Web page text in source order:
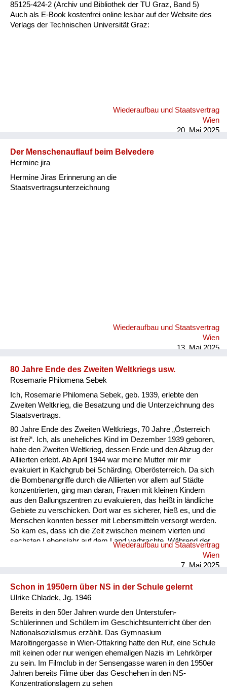
Versorgung
Wiederaufbau und
Wohnen
85125-424-2 (Archiv und Bibliothek der TU Graz, Band 5)
Auch als E-Book kostenfrei online lesbar auf der Website des
Verlags der Technischen Universität Graz:
Wiederaufbau und Staatsvertrag
Wien
20. Mai 2025
Der Menschenauflauf beim Belvedere
Hermine jira
Hermine Jiras Erinnerung an die
Staatsvertragsunterzeichnung
Wiederaufbau und Staatsvertrag
Wien
13. Mai 2025
80 Jahre Ende des Zweiten Weltkriegs usw.
Rosemarie Philomena Sebek
Ich, Rosemarie Philomena Sebek, geb. 1939, erlebte den
Zweiten Weltkrieg, die Besatzung und die Unterzeichnung des
Staatsvertrags.
80 Jahre Ende des Zweiten Weltkriegs, 70 Jahre „Österreich
ist frei“. Ich, als uneheliches Kind im Dezember 1939 geboren,
habe den Zweiten Weltkrieg, dessen Ende und den Abzug der
Alliierten erlebt. Ab April 1944 war meine Mutter mir mir
evakuiert in Kalchgrub bei Schärding, Oberösterreich. Da sich
die Bombenangriffe durch die Alliierten vor allem auf Städte
konzentrierten, ging man daran, Frauen mit kleinen Kindern
aus den Ballungszentren zu evakuieren, das heißt in ländliche
Gebiete zu verschicken. Dort war es sicherer, hieß es, und die
Menschen konnten besser mit Lebensmitteln versorgt werden.
So kam es, dass ich die Zeit zwischen meinem vierten und
sechsten Lebensjahr auf dem Land verbrachte. Während der
Zeit unserer Evakuierung fuhren wir einige Male nach Wien,
wo mir mulmig zumut war, wenn Erwachsene in Hektik
Kuckucks ertönte, womit Tiefflieger angekündigt wurden. Dann
schnappte mich ein Familienmitgli...
Wiederaufbau und Staatsvertrag
Wien
7. Mai 2025
Schon in 1950ern über NS in der Schule gelernt
Ulrike Chladek, Jg. 1946
Bereits in den 50er Jahren wurde den Unterstufen-
Schülerinnen und Schülern im Geschichtsunterricht über den
Nationalsozialismus erzählt. Das Gymnasium
Maroltingergasse in Wien-Ottakring hatte den Ruf, eine Schule
mit keinen oder nur wenigen ehemaligen Nazis im Lehrkörper
zu sein. Im Filmclub in der Sensengasse waren in den 1950er
Jahren bereits Filme über das Geschehen in den NS-
Konzentrationslagern zu sehen